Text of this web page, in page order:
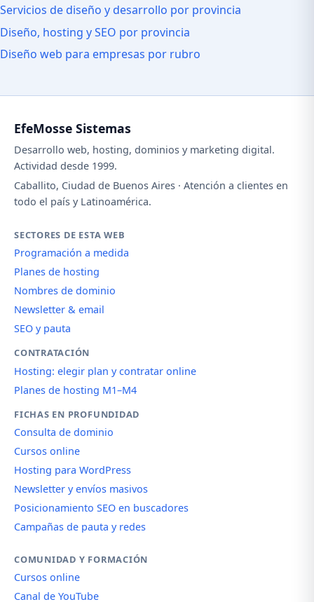
Servicios de diseño y desarrollo por provincia
Diseño, hosting y SEO por provincia
Diseño web para empresas por rubro
EfeMosse Sistemas
Desarrollo web, hosting, dominios y marketing digital.
Actividad desde 1999.
Caballito, Ciudad de Buenos Aires · Atención a clientes en
todo el país y Latinoamérica.
SECTORES DE ESTA WEB
Programación a medida
Planes de hosting
Nombres de dominio
Newsletter & email
SEO y pauta
CONTRATACIÓN
Hosting: elegir plan y contratar online
Planes de hosting M1–M4
FICHAS EN PROFUNDIDAD
Consulta de dominio
Cursos online
Hosting para WordPress
Newsletter y envíos masivos
Posicionamiento SEO en buscadores
Campañas de pauta y redes
COMUNIDAD Y FORMACIÓN
Cursos online
Canal de YouTube